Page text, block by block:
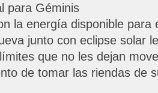
para Géminis
la energía disponible
junto con eclipse solar
que no les dejan
de tomar las riendas de